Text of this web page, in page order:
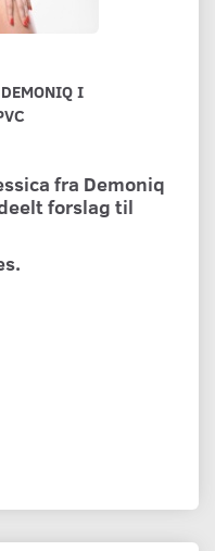
I
fra Demoniq
forslag til